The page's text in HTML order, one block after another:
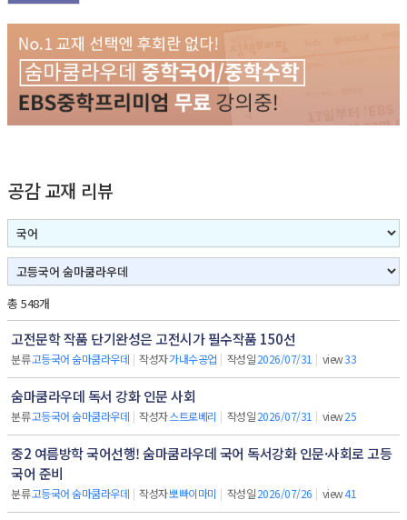
공감 교재 리뷰
총 548개
고전문학 작품 단기완성은 고전시가 필수작품 150선
분류고등국어 숨마쿰라우데 | 작성자가내수공업 | 작성일2026/07/31 | view33
숨마쿰라우데 독서 강화 인문 사회
분류고등국어 숨마쿰라우데 | 작성자스트로베리 | 작성일2026/07/31 | view25
중2 여름방학 국어선행! 숨마쿰라우데 국어 독서강화 인문·사회로 고등
국어 준비
분류고등국어 숨마쿰라우데 | 작성자뽀빠이마미 | 작성일2026/07/26 | view41